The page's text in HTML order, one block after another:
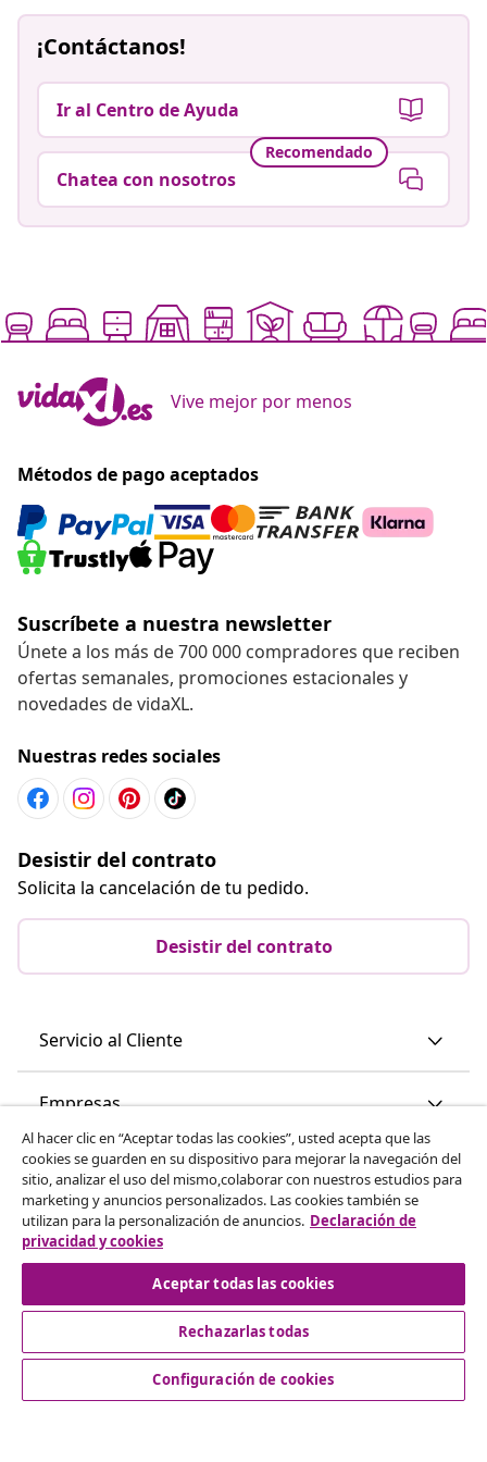
¡Contáctanos!
Ir al Centro de Ayuda
Recomendado
Chatea con nosotros
Vive mejor por menos
Métodos de pago aceptados
Suscríbete a nuestra newsletter
Únete a los más de 700 000 compradores que reciben
ofertas semanales, promociones estacionales y
novedades de vidaXL.
Nuestras redes sociales
Desistir del contrato
Solicita la cancelación de tu pedido.
Desistir del contrato
Servicio al Cliente
Empresas
vidaXL
Descubre mas
© 2008-2026 vidaXL www.vidaxl.es es una página web de
Al hacer clic en “Aceptar todas las cookies”, usted acepta que las
cookies se guarden en su dispositivo para mejorar la navegación del
sitio, analizar el uso del mismo,colaborar con nuestros estudios para
marketing y anuncios personalizados. Las cookies también se
utilizan para la personalización de anuncios. Declaración de
privacidad y cookies
Aceptar todas las cookies
Rechazarlas todas
Configuración de cookies